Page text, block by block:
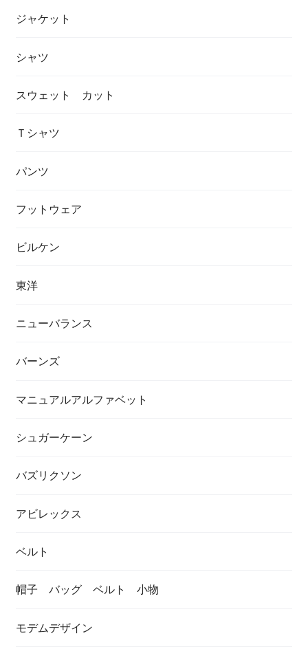
ジャケット
シャツ
スウェット カット
Ｔシャツ
パンツ
フットウェア
ビルケン
東洋
ニューバランス
バーンズ
マニュアルアルファベット
シュガーケーン
バズリクソン
アビレックス
ベルト
帽子 バッグ ベルト 小物
モデムデザイン